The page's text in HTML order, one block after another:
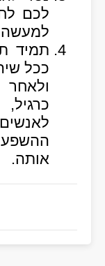
לכם
למעשה
תמיד
ככל
ולאחר
אותה.